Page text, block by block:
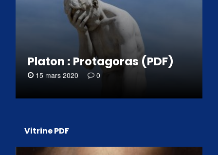
Platon : Protagoras (PDF)
15 mars 2020 0
Vitrine PDF